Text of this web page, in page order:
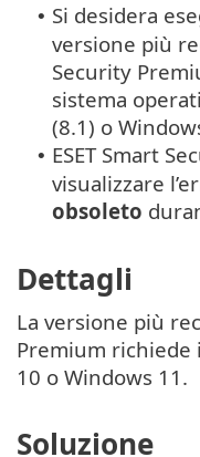
• Si desidera
versione più
Security
sistema
(8.1) o
• ESET Smart
visualizzare
obsoleto
Dettagli
La versione più
Premium richiede
10 o Windows 11.
Soluzione